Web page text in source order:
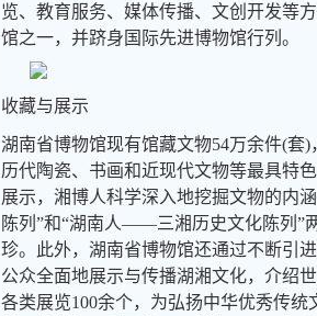
览、教育服务、媒体传播、文创开发等
馆之一，并跻身国际先进博物馆行列。
收藏与展示
湖南省博物馆现有馆藏文物54万余件(套
历代陶瓷、书画和近现代文物等最具特
展示，湘博人科学深入地挖掘文物的内
陈列”和“湖南人——三湘历史文化陈列”
珍。此外，湖南省博物馆还通过不断引
公众全面地展示与传播湖湘文化，介绍
各类展览100余个，为弘扬中华优秀传